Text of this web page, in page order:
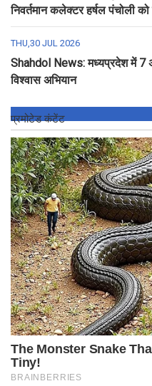
निवर्तमान कलेक्टर हर्षल पंचोली को
THU,30 JUL 2026
Shahdol News: मध्यप्रदेश में 7
विश्वास अभियान